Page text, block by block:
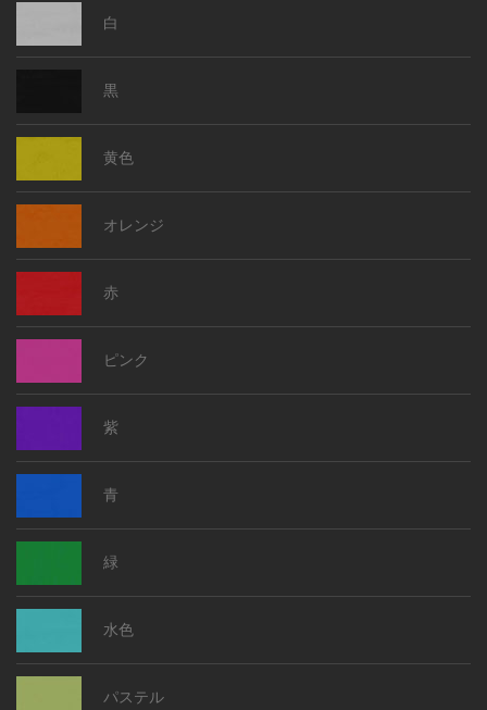
白
黒
黄色
オレンジ
赤
ピンク
紫
青
緑
水色
パステル